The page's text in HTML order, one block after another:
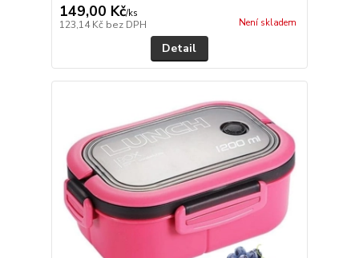
149,00 Kč/ks
123,14 Kč bez DPH Není skladem
Detail